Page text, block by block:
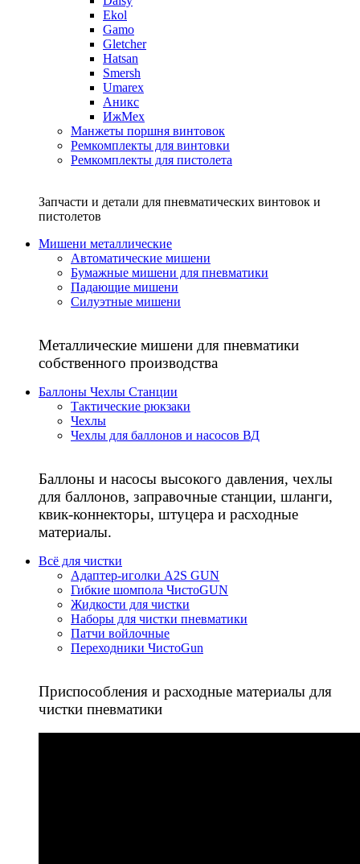
Ekol
Gamo
Gletcher
Hatsan
Smersh
Umarex
Аникс
ИжМех
Манжеты поршня винтовок
Ремкомплекты для винтовки
Ремкомплекты для пистолета
Запчасти и детали для пневматических винтовок и
пистолетов
Мишени металлические
Автоматические мишени
Бумажные мишени для пневматики
Падающие мишени
Силуэтные мишени
Металлические мишени для пневматики
собственного производства
Баллоны Чехлы Станции
Тактические рюкзаки
Чехлы
Чехлы для баллонов и насосов ВД
Баллоны и насосы высокого давления, чехлы
для баллонов, заправочные станции, шланги,
квик-коннекторы, штуцера и расходные
материалы.
Всё для чистки
Адаптер-иголки A2S GUN
Гибкие шомпола ЧистоGUN
Жидкости для чистки
Наборы для чистки пневматики
Патчи войлочные
Переходники ЧистоGun
Приспособления и расходные материалы для
чистки пневматики